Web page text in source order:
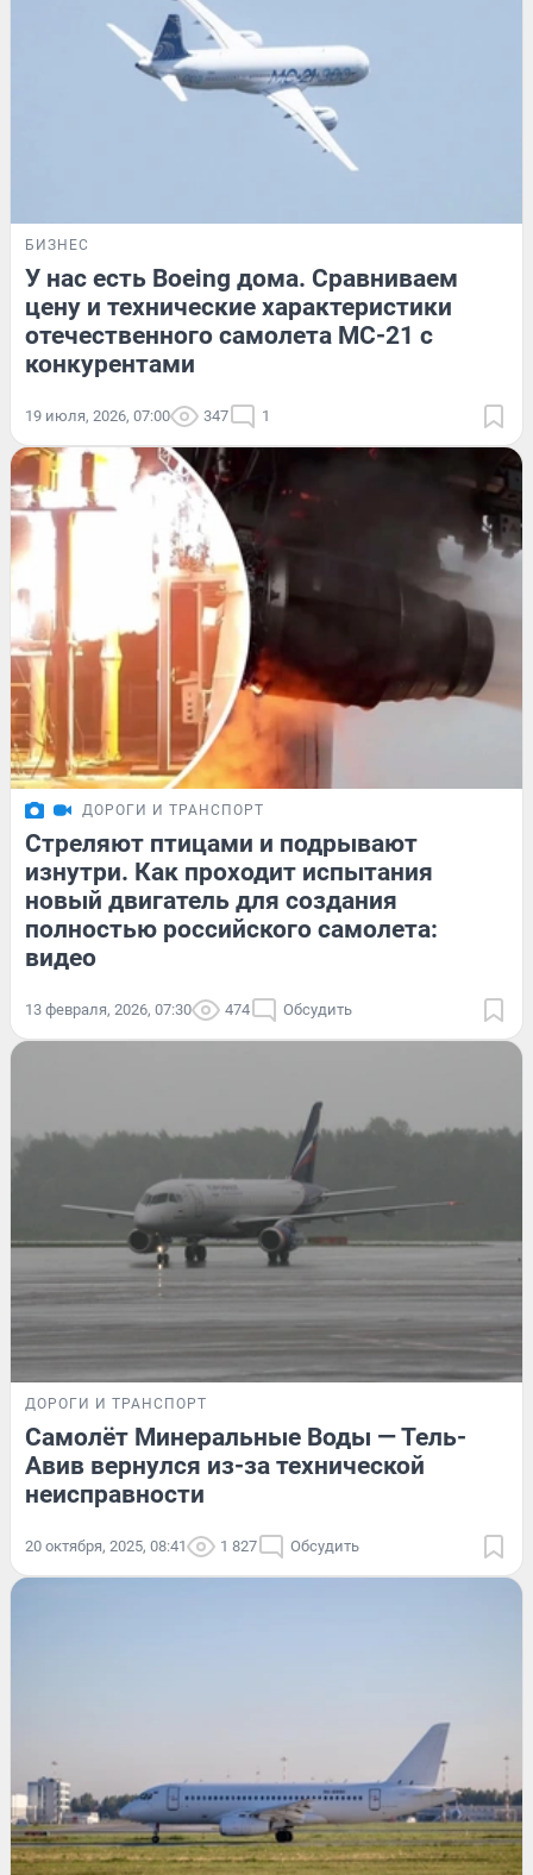
БИЗНЕС
У нас есть Boeing дома. Сравниваем
цену и технические характеристики
отечественного самолета МС-21 с
конкурентами
19 июля, 2026, 07:00 347 1
ДОРОГИ И ТРАНСПОРТ
Стреляют птицами и подрывают
изнутри. Как проходит испытания
новый двигатель для создания
полностью российского самолета:
видео
13 февраля, 2026, 07:30 474 Обсудить
ДОРОГИ И ТРАНСПОРТ
Самолёт Минеральные Воды — Тель-
Авив вернулся из-за технической
неисправности
20 октября, 2025, 08:41 1 827 Обсудить